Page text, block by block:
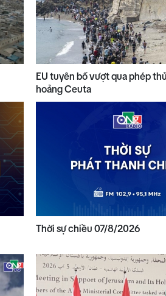
EU tuyên bố vượt qua phép
hoảng Ceuta
Thời sự chiều 07/8/2026